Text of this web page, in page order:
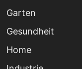
Garten
Gesundheit
Home